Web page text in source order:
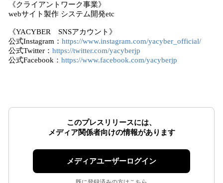
《クライアントワーク事業》
webサイト製作 システム開発etc
《YACYBER SNSアカウント》
公式Instagram： https://www.instagram.com/yacyber_official/
公式Twitter： https://twitter.com/yacyberjp
公式Facebook： https://www.facebook.com/yacyberjp
このプレスリリースには、
メディア関係者向けの情報があります
メディアユーザーログイン